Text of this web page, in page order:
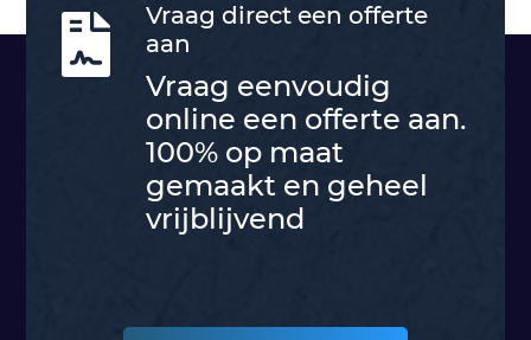

Vraag direct een offerte
aan
Vraag eenvoudig
online een offerte aan.
100% op maat
gemaakt en geheel
vrijblijvend